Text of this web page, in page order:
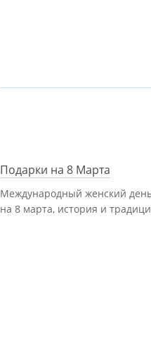
Подарки на 8 Марта
Международный женский
на 8 марта, история и